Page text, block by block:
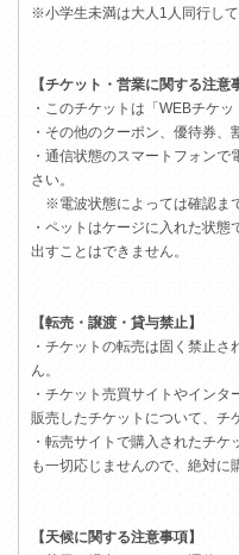
※小学生未満は大人1人同行し
【チケット・営業に関する注意
・このチケットは「WEBチケッ
・その他のクーポン、優待券、
・通信状態のスマートフォン
さい。
※電波状態によっては確認ま
・ペットはケージに入れた状
出すことはできません。
【転売・譲渡・貸与禁止】
・チケットの転売は固く禁止
ん。
・チケット売買サイトやイン
販売したチケットについて、チ
・転売サイトで購入されたチ
も一切応じませんので、絶対に
【天候に関する注意事項】